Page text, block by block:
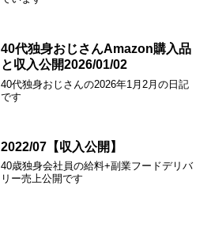
40代独身おじさんAmazon購入品
と収入公開2026/01/02
40代独身おじさんの2026年1月2月の日記
です
2022/07【収入公開】
40歳独身会社員の給料+副業フードデリバ
リー売上公開です